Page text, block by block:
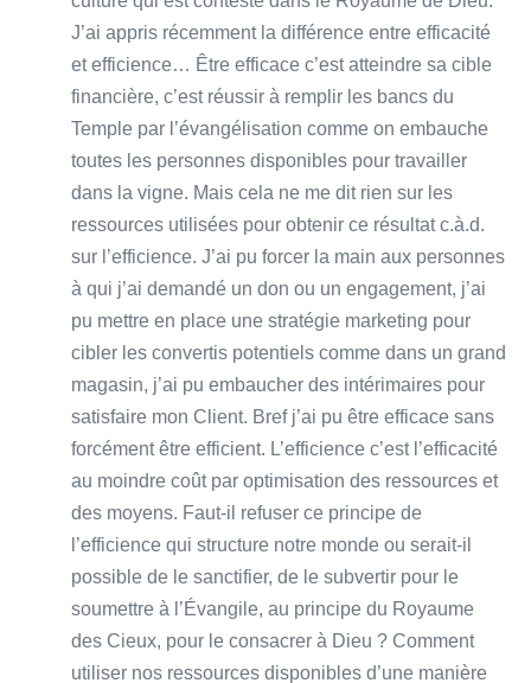
J’ai appris récemment la différence entre efficacité
et efficience… Être efficace c’est atteindre sa cible
financière, c’est réussir à remplir les bancs du
Temple par l’évangélisation comme on embauche
toutes les personnes disponibles pour travailler
dans la vigne. Mais cela ne me dit rien sur les
ressources utilisées pour obtenir ce résultat c.à.d.
sur l’efficience. J’ai pu forcer la main aux personnes
à qui j’ai demandé un don ou un engagement, j’ai
pu mettre en place une stratégie marketing pour
cibler les convertis potentiels comme dans un grand
magasin, j’ai pu embaucher des intérimaires pour
satisfaire mon Client. Bref j’ai pu être efficace sans
forcément être efficient. L’efficience c’est l’efficacité
au moindre coût par optimisation des ressources et
des moyens. Faut-il refuser ce principe de
l’efficience qui structure notre monde ou serait-il
possible de le sanctifier, de le subvertir pour le
soumettre à l’Évangile, au principe du Royaume
des Cieux, pour le consacrer à Dieu ? Comment
utiliser nos ressources disponibles d’une manière